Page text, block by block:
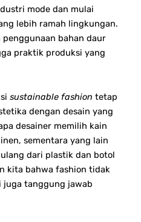
mode dan mulai
lebih ramah lingkungan.
bahan daur
praktik produksi yang
sustainable fashion tetap
dengan desain yang
desainer memilih kain
sementara yang lain
dari plastik dan botol
kita bahwa fashion tidak
juga tanggung jawab